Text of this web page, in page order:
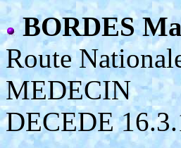
BORDES
Route
MEDECIN
DECEDE